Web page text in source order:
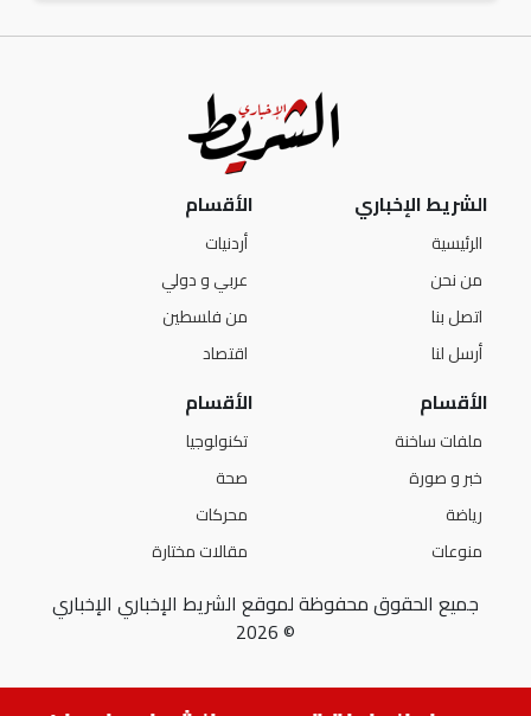
الشريط الإخباري
الرئيسية
من نحن
اتصل بنا
أرسل لنا
الأقسام
أردنيات
عربي و دولي
من فلسطين
اقتصاد
الأقسام
ملفات ساخنة
خبر و صورة
رياضة
منوعات
الأقسام
تكنولوجيا
صحة
محركات
مقالات مختارة
جميع الحقوق محفوظة لموقع الشريط الإخباري الإخباري
© 2026